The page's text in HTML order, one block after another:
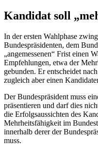
Kandidat soll
In der ersten Wahlphase
Bundespräsidenten, dem
„angemessenen“ Frist einen
Empfehlungen, etwa der
gebunden. Er entscheidet
zugleich aber einen
Der Bundespräsident muss
präsentieren und darf dies
die Erfolgsaussichten des
Mehrheitsfähigkeit im
innerhalb derer der
muss.